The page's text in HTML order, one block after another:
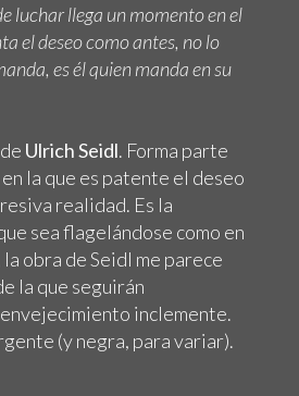
luchar llega un momento en el
el deseo como antes, no lo
es él quien manda en su
Ulrich Seidl. Forma parte
la que es patente el deseo
realidad. Es la
sea flagelándose como en
obra de Seidl me parece
la que seguirán
inclemente.
(y negra, para variar).